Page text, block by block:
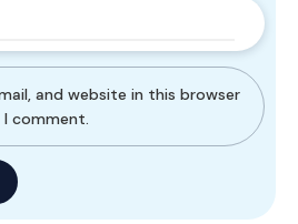
and website in this browser
comment.